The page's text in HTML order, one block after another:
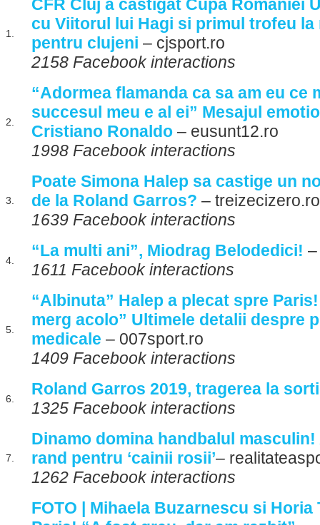
1.
CFR Cluj a castigat Cupa Romaniei
cu Viitorul lui Hagi si primul trofeu la
pentru clujeni – cjsport.ro
2158 Facebook interactions
2.
“Adormea flamanda ca sa am eu ce
succesul meu e al ei” Mesajul
Cristiano Ronaldo – eusunt12.ro
1998 Facebook interactions
3.
Poate Simona Halep sa castige un
de la Roland Garros? – treizecizero.ro
1639 Facebook interactions
4.
“La multi ani”, Miodrag Belodedici!
1611 Facebook interactions
5.
“Albinuta” Halep a plecat spre
merg acolo” Ultimele detalii despre
medicale – 007sport.ro
1409 Facebook interactions
6.
Roland Garros 2019, tragerea la sorti
1325 Facebook interactions
7.
Dinamo domina handbalul
rand pentru ‘cainii rosii’–
1262 Facebook interactions
FOTO | Mihaela Buzarnescu si Horia